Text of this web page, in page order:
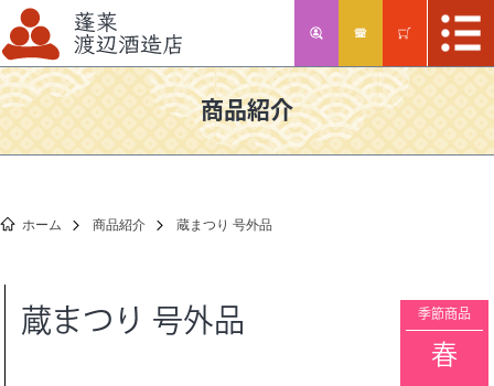
商品紹介
ホーム 商品紹介 蔵まつり 号外品
蔵まつり 号外品 季節商品
春